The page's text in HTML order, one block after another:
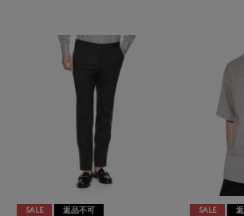
SALE 返品不可 SALE